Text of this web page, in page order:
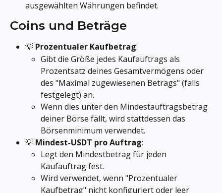
ausgewählten Währungen befindet.
Coins und Beträge
💡 Prozentualer Kaufbetrag:
Gibt die Größe jedes Kaufauftrags als
Prozentsatz deines Gesamtvermögens oder
des "Maximal zugewiesenen Betrags" (falls
festgelegt) an.
Wenn dies unter den Mindestauftragsbetrag
deiner Börse fällt, wird stattdessen das
Börsenminimum verwendet.
💡 Mindest-USDT pro Auftrag:
Legt den Mindestbetrag für jeden
Kaufauftrag fest.
Wird verwendet, wenn "Prozentualer
Kaufbetrag" nicht konfiguriert oder leer